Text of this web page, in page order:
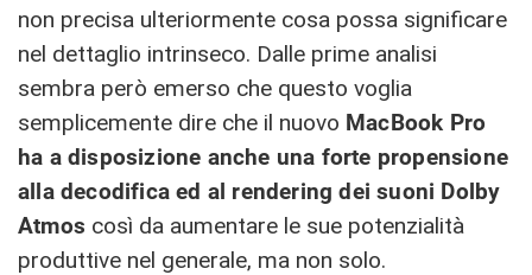
non precisa ulteriormente cosa possa significare
nel dettaglio intrinseco. Dalle prime analisi
sembra però emerso che questo voglia
semplicemente dire che il nuovo MacBook Pro
ha a disposizione anche una forte propensione
alla decodifica ed al rendering dei suoni Dolby
Atmos così da aumentare le sue potenzialità
produttive nel generale, ma non solo.